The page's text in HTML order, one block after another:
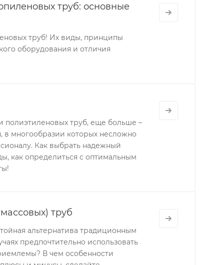
труб: основные
труб! Их виды, принципы
оборудования и отличия
полиэтиленовых труб, еще больше –
в многообразии которых несложно
Как выбрать надежный
как определиться с оптимальным
труб
альтернатива традиционным
предпочтительно использовать
В чем особенности